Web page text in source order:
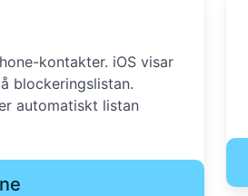
kontakter. iOS visar
blockeringslistan.
automatiskt listan